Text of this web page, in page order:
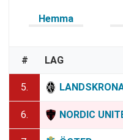
Hemma
# LAG
5.
6. NORDIC